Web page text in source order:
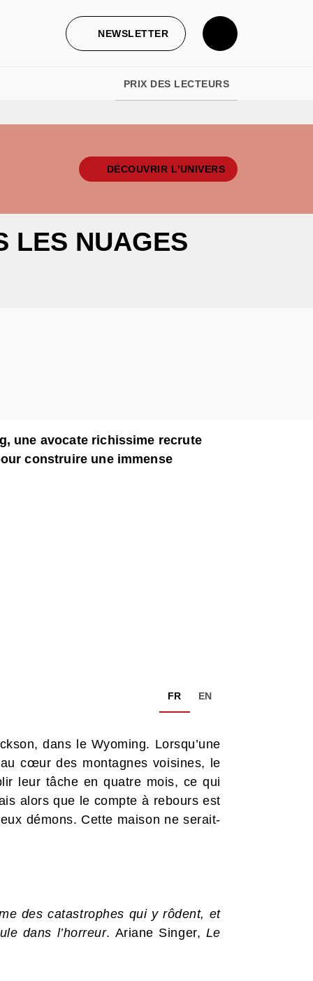
NEWSLETTER
PRIX DES LECTEURS
DÉCOUVRIR L'UNIVERS
LES NUAGES
une avocate richissime recrute
construire une immense
FR EN
dans le Wyoming. Lorsqu’une
cœur des montagnes voisines, le
leur tâche en quatre mois, ce qui
alors que le compte à rebours est
démons. Cette maison ne serait-
des catastrophes qui y rôdent, et
dans l’horreur. Ariane Singer, Le